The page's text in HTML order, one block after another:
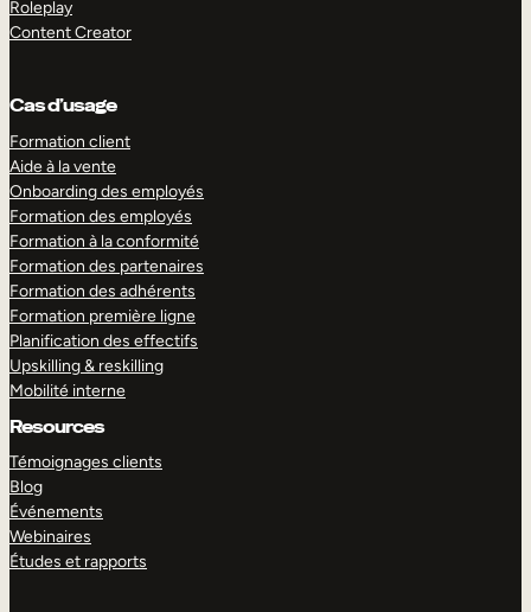
Roleplay
Content Creator
Cas d’usage
Formation client
Aide à la vente
Onboarding des employés
Formation des employés
Formation à la conformité
Formation des partenaires
Formation des adhérents
Formation première ligne
Planification des effectifs
Upskilling & reskilling
Mobilité interne
Resources
Témoignages clients
Blog
Événements
Webinaires
Études et rapports